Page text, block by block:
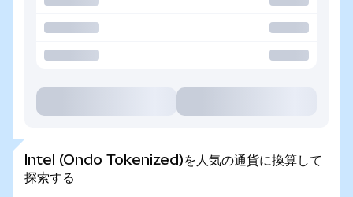
Intel (Ondo Tokenized)を人気の通貨に換算して
探索する